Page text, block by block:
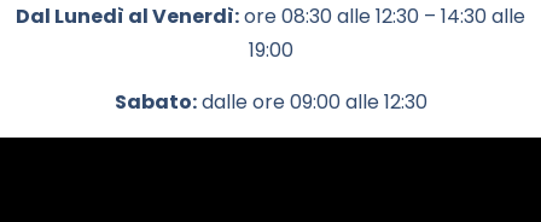
Dal Lunedì al Venerdì:ore 08:30 alle 12:30 – 14:30 alle
19:00
Sabato:dalle ore 09:00 alle 12:30